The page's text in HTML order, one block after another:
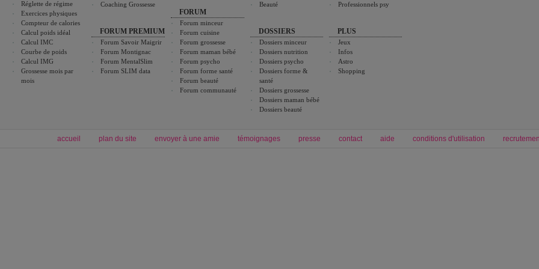
Réglette de régime
Exercices physiques
Compteur de calories
Calcul poids idéal
Calcul IMC
Courbe de poids
Calcul IMG
Grossesse mois par
mois
Coaching Grossesse
FORUM PREMIUM
Forum Savoir Maigrir
Forum Montignac
Forum MentalSlim
Forum SLIM data
FORUM
Forum minceur
Forum cuisine
Forum grossesse
Forum maman bébé
Forum psycho
Forum forme santé
Forum beauté
Forum communauté
Beauté
DOSSIERS
Dossiers minceur
Dossiers nutrition
Dossiers psycho
Dossiers forme &
santé
Dossiers grossesse
Dossiers maman bébé
Dossiers beauté
Professionnels psy
PLUS
Jeux
Infos
Astro
Shopping
accueil plan du site envoyer à une amie témoignages presse contact aide conditions d'utilisation